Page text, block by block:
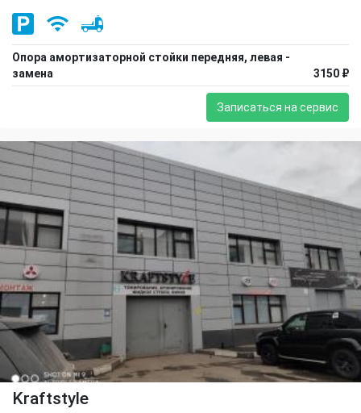
Опора амортизаторной стойки передняя, левая -
замена
3150 ₽
Записаться на сервис
Kraftstyle